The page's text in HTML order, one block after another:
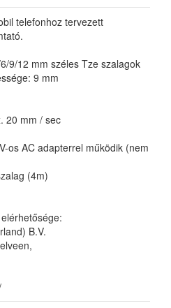
telefonhoz tervezett
9/12 mm széles Tze szalagok
9 mm
20 mm / sec
os AC adapterrel működik (nem
(4m)
B.V.